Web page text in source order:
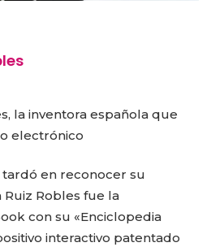
la inventora española que
electrónico
en reconocer su
Ruiz Robles fue la
con su «Enciclopedia
interactivo patentado